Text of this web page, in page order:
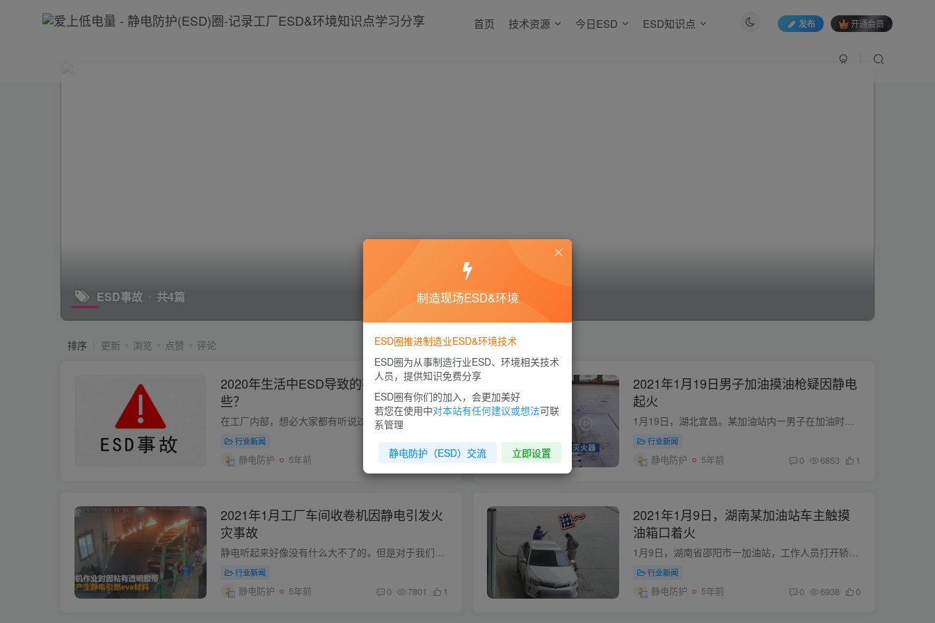
首页 技术资源 今日ESD ESD知识点 发布 开通会员
ESD事故 共4篇
排序 更新 浏览 点赞 评论
2020年生活中ESD导致的事故都有哪
些？
行业新闻
静电防护 5年前 0 7920 1
2021年1月19日男子加油摸油枪疑因静电
起火
1月19日，湖北宜昌。某加油站内一男子在加油时，摸加油枪疑因静电起火，车辆油箱口处燃烧起来。男子紧急找到灭火器，但不会使用。幸好工作人员及时赶到将火扑灭。 图片来源见水印 视频地址：htt...
行业新闻
静电防护 5年前 0 6853 1
2021年1月工厂车间收卷机因静电引发火
灾事故
静电听起来好像没有什么大不了的，但是对于我们来说，这是常识，是我们需要学习并且掌握的，下面就是一则静电的事故，收卷机作业时因静电而导致火龙。 图片来源水印 视频地址：https://tv.sohu....
行业新闻
静电防护 5年前 0 7801 1
2021年1月9日，湖南某加油站车主触摸
油箱口着火
1月9日，湖南省邵阳市一加油站，工作人员打开轿车油箱盖准备提枪加油，这时车主发现油箱口有片树叶，准备用手将树叶清理。 因车主身穿睡衣，加上冬季气候干燥，手部积聚静电引燃油箱口附近散发...
行业新闻
静电防护 5年前 0 6938 0
制造现场ESD&环境
ESD圈推进制造业ESD&环境技术
ESD圈为从事制造行业ESD、环境相关技术
人员，提供知识免费分享
ESD圈有你们的加入，会更加美好
若您在使用中对本站有任何建议或想法可联
系管理
静电防护（ESD）交流 立即设置